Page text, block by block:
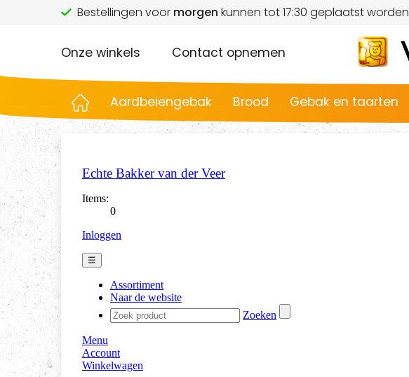
Bestellingen voor morgen kunnen tot 17:30 geplaatst worden
Onze winkels Contact opnemen
Aardbeiengebak Brood Gebak en taarten